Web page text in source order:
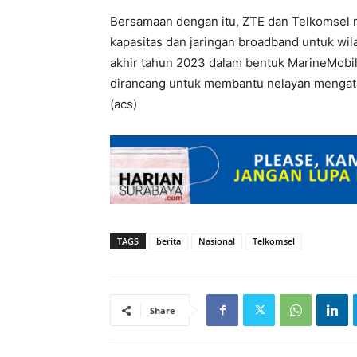
Bersamaan dengan itu, ZTE dan
kapasitas dan jaringan broadband untuk
akhir tahun 2023 dalam bentuk
dirancang untuk membantu nelayan
(acs)
TAGS berita Nasional Telkomsel
Share